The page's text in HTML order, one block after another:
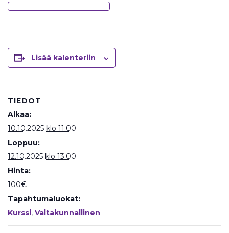
Lisää kalenteriin
TIEDOT
Alkaa:
10.10.2025 klo 11:00
Loppuu:
12.10.2025 klo 13:00
Hinta:
100€
Tapahtumaluokat:
Kurssi, Valtakunnallinen